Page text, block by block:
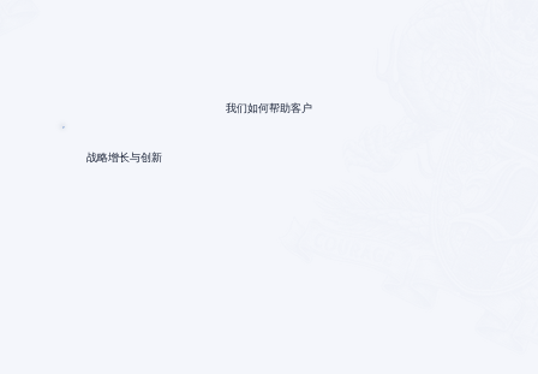
我们如何帮助客户
战略增长与创新